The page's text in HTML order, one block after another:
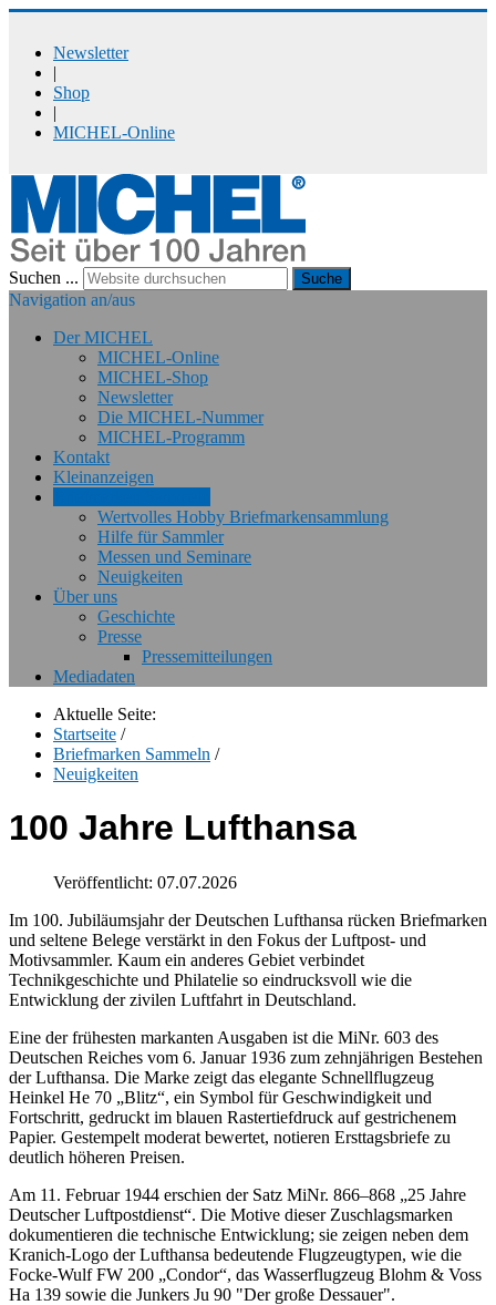
Newsletter
|
Shop
|
MICHEL-Online
Suchen ... Suche
Navigation an/aus
Der MICHEL
MICHEL-Online
MICHEL-Shop
Newsletter
Die MICHEL-Nummer
MICHEL-Programm
Kontakt
Kleinanzeigen
Wertvolles Hobby Briefmarkensammlung
Hilfe für Sammler
Messen und Seminare
Neuigkeiten
Über uns
Geschichte
Presse
Pressemitteilungen
Mediadaten
Aktuelle Seite:
Startseite /
Briefmarken Sammeln /
Neuigkeiten
100 Jahre Lufthansa
Veröffentlicht: 07.07.2026
Im 100. Jubiläumsjahr der Deutschen Lufthansa rücken Briefmarken
und seltene Belege verstärkt in den Fokus der Luftpost- und
Motivsammler. Kaum ein anderes Gebiet verbindet
Technikgeschichte und Philatelie so eindrucksvoll wie die
Entwicklung der zivilen Luftfahrt in Deutschland.
Eine der frühesten markanten Ausgaben ist die MiNr. 603 des
Deutschen Reiches vom 6. Januar 1936 zum zehnjährigen Bestehen
der Lufthansa. Die Marke zeigt das elegante Schnellflugzeug
Heinkel He 70 „Blitz“, ein Symbol für Geschwindigkeit und
Fortschritt, gedruckt im blauen Rastertiefdruck auf gestrichenem
Papier. Gestempelt moderat bewertet, notieren Ersttagsbriefe zu
deutlich höheren Preisen.
Am 11. Februar 1944 erschien der Satz MiNr. 866–868 „25 Jahre
Deutscher Luftpostdienst“. Die Motive dieser Zuschlagsmarken
dokumentieren die technische Entwicklung; sie zeigen neben dem
Kranich-Logo der Lufthansa bedeutende Flugzeugtypen, wie die
Focke-Wulf FW 200 „Condor“, das Wasserflugzeug Blohm & Voss
Ha 139 sowie die Junkers Ju 90 "Der große Dessauer".